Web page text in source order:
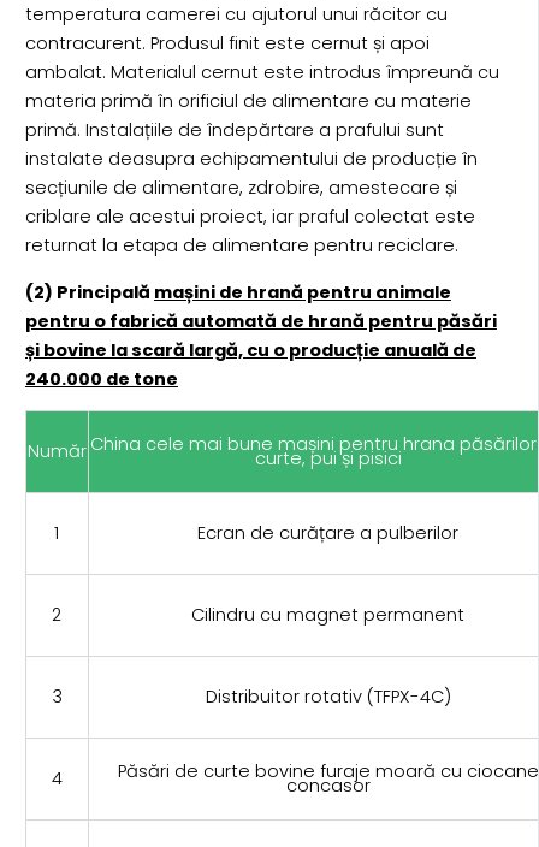
temperatura camerei cu ajutorul unui răcitor cu
contracurent. Produsul finit este cernut și apoi
ambalat. Materialul cernut este introdus împreună cu
materia primă în orificiul de alimentare cu materie
primă. Instalațiile de îndepărtare a prafului sunt
instalate deasupra echipamentului de producție în
secțiunile de alimentare, zdrobire, amestecare și
criblare ale acestui proiect, iar praful colectat este
returnat la etapa de alimentare pentru reciclare.
(2) Principală mașini de hrană pentru animale
pentru o fabrică automată de hrană pentru păsări
și bovine la scară largă, cu o producție anuală de
240.000 de tone
Număr China cele mai bune mașini pentru hrana
curte, pui și pisici
1 Ecran de curățare a pulberilor
2 Cilindru cu magnet permanent
3 Distribuitor rotativ (TFPX-4C)
4 Păsări de curte bovine furaje moară cu ciocane
concasor